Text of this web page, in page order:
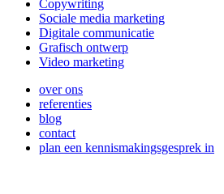
Copywriting
Sociale media marketing
Digitale communicatie
Grafisch ontwerp
Video marketing
over ons
referenties
blog
contact
plan een kennismakingsgesprek in